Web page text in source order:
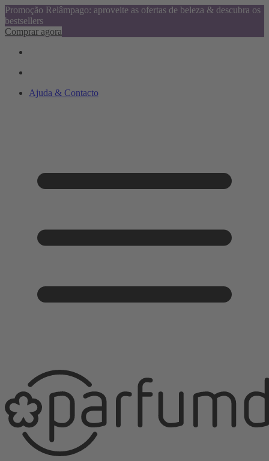
Promoção Relâmpago: aproveite as ofertas de beleza & descubra os
bestsellers
Comprar agora
Ajuda & Contacto